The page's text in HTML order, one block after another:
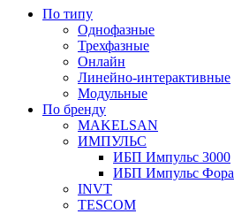
По типу
Однофазные
Трехфазные
Онлайн
Линейно-интерактивные
Модульные
По бренду
MAKELSAN
ИМПУЛЬС
ИБП Импульс 3000
ИБП Импульс Фора
INVT
TESCOM